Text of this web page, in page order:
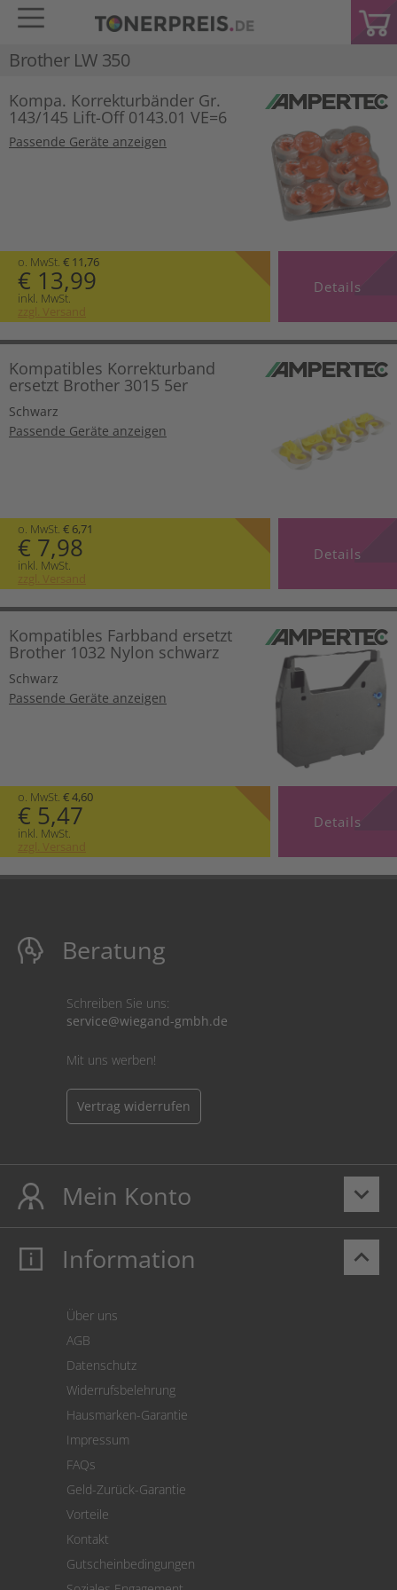
Brother LW 350
Kompa. Korrekturbänder Gr.
143/145 Lift-Off 0143.01 VE=6
Passende Geräte anzeigen
o. MwSt. € 11,76
€ 13,99
inkl. MwSt.
zzgl. Versand
Details
Kompatibles Korrekturband
ersetzt Brother 3015 5er
Schwarz
Passende Geräte anzeigen
o. MwSt. € 6,71
€ 7,98
inkl. MwSt.
zzgl. Versand
Details
Kompatibles Farbband ersetzt
Brother 1032 Nylon schwarz
Schwarz
Passende Geräte anzeigen
o. MwSt. € 4,60
€ 5,47
inkl. MwSt.
zzgl. Versand
Details
Beratung
Schreiben Sie uns:
service@wiegand-gmbh.de
Mit uns werben!
Vertrag widerrufen
keyboard_arrow_down
Mein Konto
Mein Konto
Cookie Einstellungen
keyboard_arrow_up
Information
Über uns
AGB
Datenschutz
Widerrufsbelehrung
Hausmarken-Garantie
Impressum
FAQs
Geld-Zurück-Garantie
Vorteile
Kontakt
Gutscheinbedingungen